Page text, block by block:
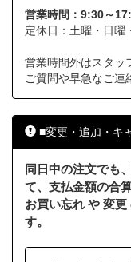
営業時間：9:30～
定休日：土曜・日曜
営業時間外はスタッ
ご質問や早急なご連
■変更・追加・キ
同日中の注文でも
て、支払金額の合
お買い忘れ や 変
す。